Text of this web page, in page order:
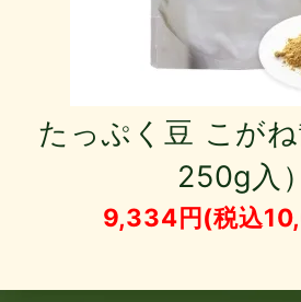
たっぷく豆 こが
250g入）
9,334円(税込